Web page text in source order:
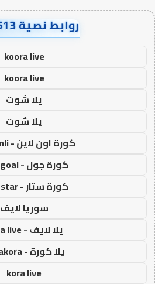
روابط نصية AA80513
koora live
koora live
يلا شوت
يلا شوت
كورة اون لاين - kora onli
كورة جول - kora goal
كورة ستار - kora star
سوريا لايف
يلا لايف - yalla live
يلا كورة - yallakora
kora live